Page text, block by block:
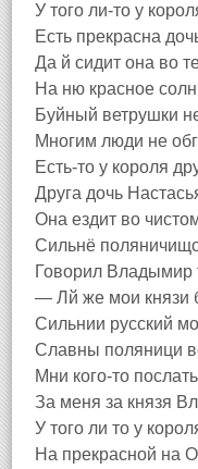
У того ли-то у
Есть прекрасна
Да й сидит она во
На ню красное
Буйный ветрушки
Многим люди не
Есть-то у короля
Друга дочь
Она ездит во
Сильнё
Говорил Владымир
— Лй же мои князи
Сильнии русский
Славны поляници
Мни кого-то
За меня за князя
У того ли то у
На прекрасной на